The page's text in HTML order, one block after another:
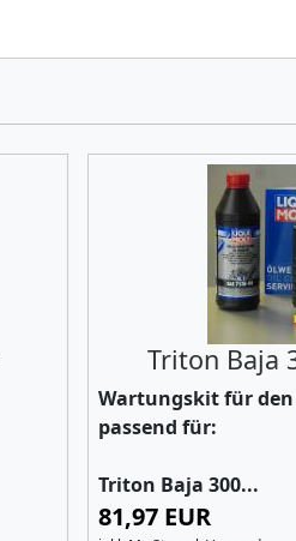
Triton Baja
Wartungskit für den
passend für:
Triton Baja 300...
81,97 EUR